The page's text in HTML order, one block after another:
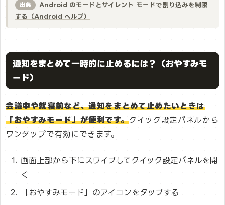
出典
Android のモードとサイレント モードで割り込みを制限
する（Android ヘルプ）
通知をまとめて一時的に止めるには？（おやすみモ
ード）
会議中や就寝前など、通知をまとめて止めたいときは
「おやすみモード」が便利です。クイック設定パネルから
ワンタップで有効にできます。
画面上部から下にスワイプしてクイック設定パネルを開
く
「おやすみモード」のアイコンをタップする